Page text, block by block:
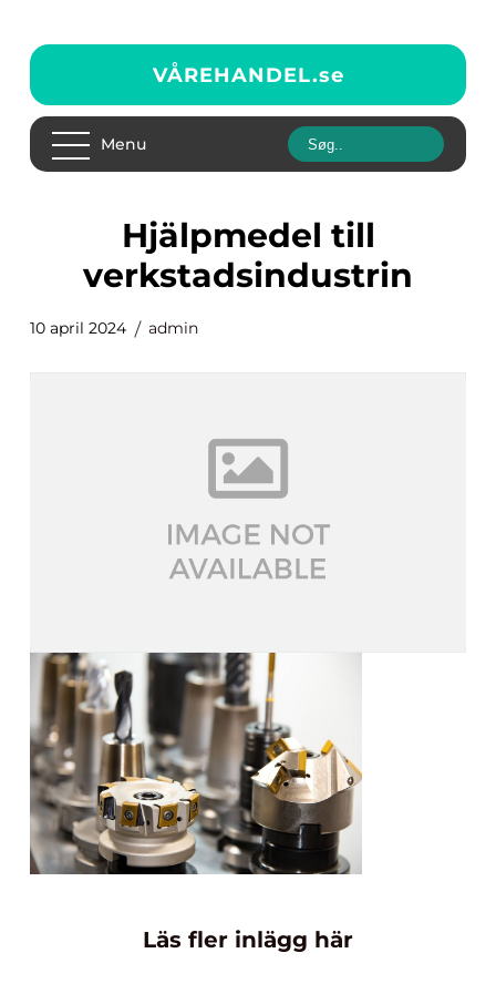
VÅREHANDEL.se
Menu
hjälpmedel till
verkstadsindustrin
10 april 2024 admin
Läs fler inlägg här